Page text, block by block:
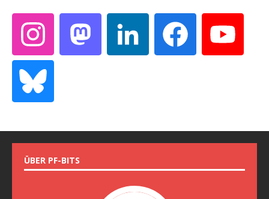
ÜBER PF-BITS